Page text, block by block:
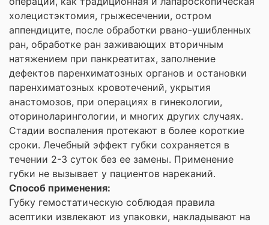
холецистэктомия, грыжесечении, остром
аппендиците, после обработки рвано-ушибленных
ран, обработке ран заживающих вторичным
натяжением при панкреатитах, заполнение
дефектов паренхиматозных органов и остановки
паренхиматозных кровотечений, укрытия
анастомозов, при операциях в гинекологии,
оториноларингологии, и многих других случаях.
Стадии воспаления протекают в более короткие
сроки. Лечебный эффект губки сохраняется в
течении 2-3 суток без ее замены. Применение
губки не вызывает у пациентов нареканий.
Способ применения:
Губку гемостатическую соблюдая правила
асептики извлекают из упаковки, накладывают на